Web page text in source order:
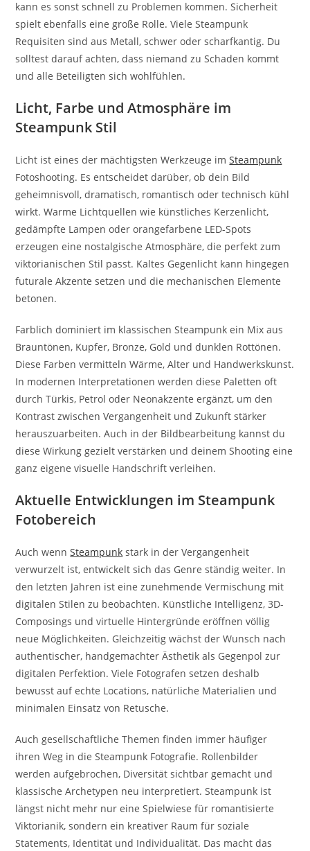
kann es sonst schnell zu Problemen kommen. Sicherheit
spielt ebenfalls eine große Rolle. Viele Steampunk
Requisiten sind aus Metall, schwer oder scharfkantig. Du
solltest darauf achten, dass niemand zu Schaden kommt
und alle Beteiligten sich wohlfühlen.
Licht, Farbe und Atmosphäre im
Steampunk Stil
Licht ist eines der mächtigsten Werkzeuge imSteampunk
Fotoshooting. Es entscheidet darüber, ob dein Bild
geheimnisvoll, dramatisch, romantisch oder technisch kühl
wirkt. Warme Lichtquellen wie künstliches Kerzenlicht,
gedämpfte Lampen oder orangefarbene LED-Spots
erzeugen eine nostalgische Atmosphäre, die perfekt zum
viktorianischen Stil passt. Kaltes Gegenlicht kann hingegen
futurale Akzente setzen und die mechanischen Elemente
betonen.
Farblich dominiert im klassischen Steampunk ein Mix aus
Brauntönen, Kupfer, Bronze, Gold und dunklen Rottönen.
Diese Farben vermitteln Wärme, Alter und Handwerkskunst.
In modernen Interpretationen werden diese Paletten oft
durch Türkis, Petrol oder Neonakzente ergänzt, um den
Kontrast zwischen Vergangenheit und Zukunft stärker
herauszuarbeiten. Auch in der Bildbearbeitung kannst du
diese Wirkung gezielt verstärken und deinem Shooting eine
ganz eigene visuelle Handschrift verleihen.
Aktuelle Entwicklungen im Steampunk
Fotobereich
Auch wennSteampunk stark in der Vergangenheit
verwurzelt ist, entwickelt sich das Genre ständig weiter. In
den letzten Jahren ist eine zunehmende Vermischung mit
digitalen Stilen zu beobachten. Künstliche Intelligenz, 3D-
Composings und virtuelle Hintergründe eröffnen völlig
neue Möglichkeiten. Gleichzeitig wächst der Wunsch nach
authentischer, handgemachter Ästhetik als Gegenpol zur
digitalen Perfektion. Viele Fotografen setzen deshalb
bewusst auf echte Locations, natürliche Materialien und
minimalen Einsatz von Retusche.
Auch gesellschaftliche Themen finden immer häufiger
ihren Weg in die Steampunk Fotografie. Rollenbilder
werden aufgebrochen, Diversität sichtbar gemacht und
klassische Archetypen neu interpretiert. Steampunk ist
längst nicht mehr nur eine Spielwiese für romantisierte
Viktorianik, sondern ein kreativer Raum für soziale
Statements, Identität und Individualität. Das macht das